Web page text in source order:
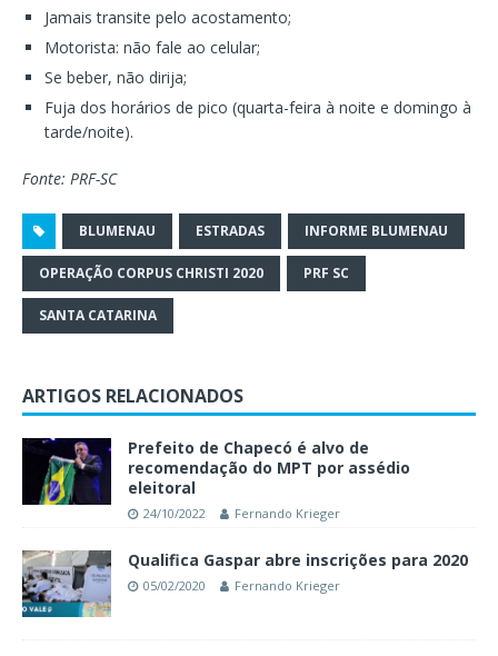
Jamais transite pelo acostamento;
Motorista: não fale ao celular;
Se beber, não dirija;
Fuja dos horários de pico (quarta-feira à noite e domingo à
tarde/noite).
Fonte: PRF-SC
BLUMENAU ESTRADAS INFORME BLUMENAU
OPERAÇÃO CORPUS CHRISTI 2020 PRF SC
SANTA CATARINA
ARTIGOS RELACIONADOS
Prefeito de Chapecó é alvo de
recomendação do MPT por assédio
eleitoral
24/10/2022 Fernando Krieger
Qualifica Gaspar abre inscrições para 2020
05/02/2020 Fernando Krieger